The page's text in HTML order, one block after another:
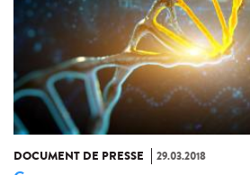
DOCUMENT DE PRESSE 29.03.2018